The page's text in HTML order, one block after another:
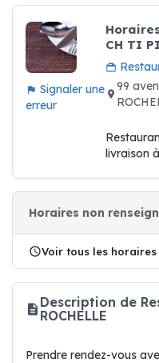
Signaler une
erreur
CH TI
99
livraison
Horaires non
Voir tous les horaires
Description de
ROCHELLE
Prendre rendez-vous